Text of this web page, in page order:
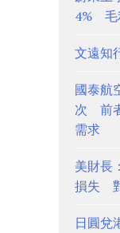
4% 毛
文遠知
國泰航
次 前
需求
美財長
損失
日圓兌